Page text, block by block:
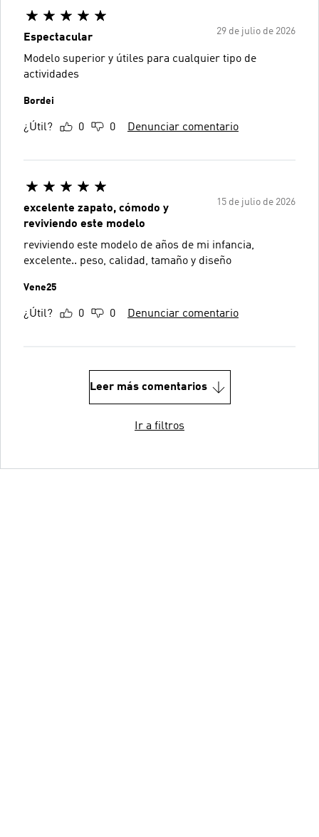
29 de julio de 2026
Espectacular
Modelo superior y útiles para cualquier tipo de
actividades
Bordei
¿Útil? 0 0 Denunciar comentario
15 de julio de 2026
excelente zapato, cómodo y
reviviendo este modelo
reviviendo este modelo de años de mi infancia,
excelente.. peso, calidad, tamaño y diseño
Vene25
¿Útil? 0 0 Denunciar comentario
Leer más comentarios
Ir a filtros